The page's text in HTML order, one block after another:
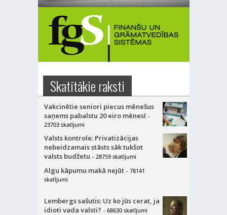
Skatītākie raksti
Vakcinētie seniori piecus mēnešus
saņems pabalstu 20 eiro mēnesī -
23703 skatījumi
Valsts kontrole: Privatizācijas
nebeidzamais stāsts sāk tukšot
valsts budžetu - 28759 skatījumi
Algu kāpumu makā nejūt - 78141
skatījumi
Lembergs sašutis: Uz ko jūs cerat, ja
idioti vada valsti? - 68630 skatījumi